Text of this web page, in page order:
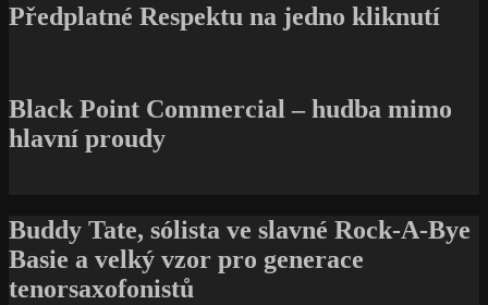
Předplatné Respektu na jedno kliknutí
Black Point Commercial – hudba mimo
hlavní proudy
Buddy Tate, sólista ve slavné Rock-A-Bye
Basie a velký vzor pro generace
tenorsaxofonistů